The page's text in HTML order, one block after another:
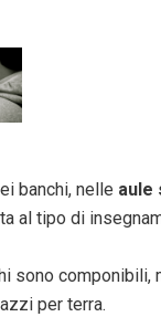
banchi, nelle aule
al tipo di
sono componibili,
per terra.